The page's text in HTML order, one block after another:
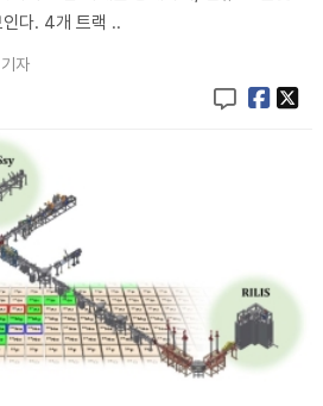
다. 4개 트랙 ..
자